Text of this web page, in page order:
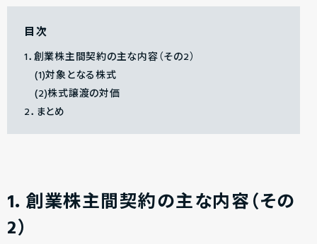
目次
1．創業株主間契約の主な内容（その2）
(1)対象となる株式
(2)株式譲渡の対価
2．まとめ
1．創業株主間契約の主な内容（その
2）